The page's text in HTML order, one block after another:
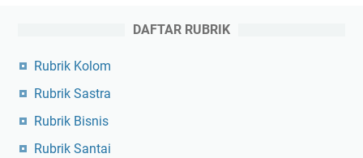
DAFTAR RUBRIK
Rubrik Kolom
Rubrik Sastra
Rubrik Bisnis
Rubrik Santai